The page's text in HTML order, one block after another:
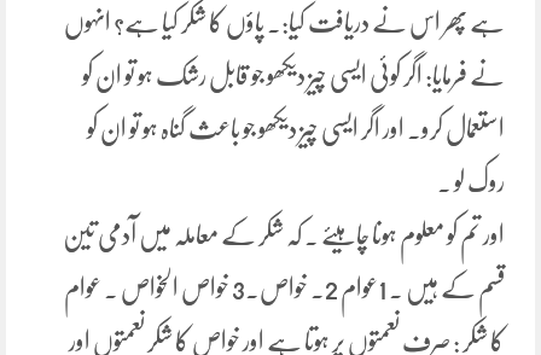
ہے پھر اس نے دریافت کیا:۔ پاؤں کا شکر کیا ہے؟ انہوں
نے فرمایا: اگر کوئی ایسی چیز دیکھو جو قابل رشک ہو تو ان کو
استعمال کرو۔ اور اگر ایسی چیز دیکھو جو باعث گناہ ہو تو ان کو
روک لو ۔
اور تم کو معلوم ہونا چاہیئے ۔ کہ شکر کے معاملہ میں آدمی تین
قسم کے ہیں ۔ 1عوام 2۔ خواص۔3 خواص الخواص ۔ عوام
کا شکر : صرف نعمتوں پر ہوتا ہے اور خواص کا شکر نعمتوں اور